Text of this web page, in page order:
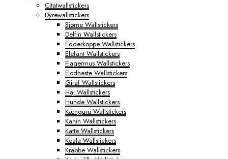
Citatwallstickers
Dyrewallstickers
Bjørne Wallstickers
Delfin Wallstickers
Edderkoppe Wallstickers
Elefant Wallstickers
Flagermus Wallstickers
Flodheste Wallstickers
Giraf Wallstickers
Haj Wallstickers
Hunde Wallstickers
Kænguru Wallstickers
Kanin Wallstickers
Katte Wallstickers
Koala Wallstickers
Krabbe Wallstickers